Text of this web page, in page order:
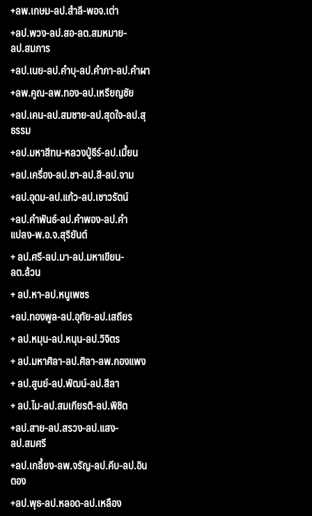
+ลพ.เกษม-ลป.สำลี-พอจ.เต่า
+ลป.พวง-ลป.สอ-ลต.สมหมาย-
ลป.สมภาร
+ลป.เนย-ลป.คำบุ-ลป.คำภา-ลป.คำผา
+ลพ.คูณ-ลพ.ทอง-ลป.เหรียญชัย
+ลป.เคน-ลป.สมชาย-ลป.สุดใจ-ลป.สุ
ธรรม
+ลป.มหาสีทน-หลวงปู่ธีร์-ลป.เมี้ยน
+ลป.เครื่อง-ลป.ชา-ลป.สี-ลป.จาม
+ลป.อุดม-ลป.แก้ว-ลป.เชาวรัตน์
+ลป.คำพันธ์-ลป.คำพอง-ลป.คำ
แปลง-พ.อ.จ.สุริยันต์
+ ลป.ศรี-ลป.มา-ลป.มหาเขียน-
ลต.ล้วน
+ ลป.หา-ลป.หนูเพชร
+ลป.ทองพูล-ลป.อุทัย-ลป.เสถียร
+ ลป.หมุน-ลป.หนุน-ลป.วิจิตร
+ ลป.มหาศิลา-ลป.ศิลา-ลพ.กองแพง
+ ลป.สูนย์-ลป.พัฒน์-ลป.สีลา
+ ลป.ไม-ลป.สมเกียรติ-ลป.พิชิต
+ลป.สาย-ลป.สรวง-ลป.แสง-
ลป.สมศรี
+ลป.เกลี้ยง-ลพ.จรัญ-ลป.คีบ-ลป.อิน
ตอง
+ลป.พุธ-ลป.หลอด-ลป.เหลือง